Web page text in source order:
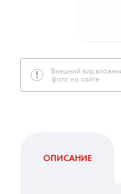
Внешний вид
фото на сайте
ОПИСАНИЕ